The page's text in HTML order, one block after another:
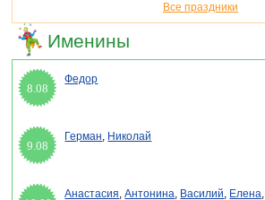
Все праздники
Именины
8.08
Федор
9.08
Герман, Николай
Анастасия,Антонина, Василий, Елена,